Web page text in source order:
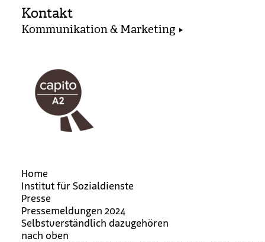
Kontakt
Kommunikation & Marketing
Home
Institut für Sozialdienste
Presse
Pressemeldungen 2024
Selbst­ver­ständ­lich dazu­ge­hö­ren
nach oben